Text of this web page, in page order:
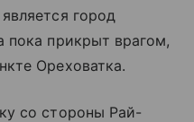
город
пока прикрыт врагом,
Ореховатка.
со стороны Рай-